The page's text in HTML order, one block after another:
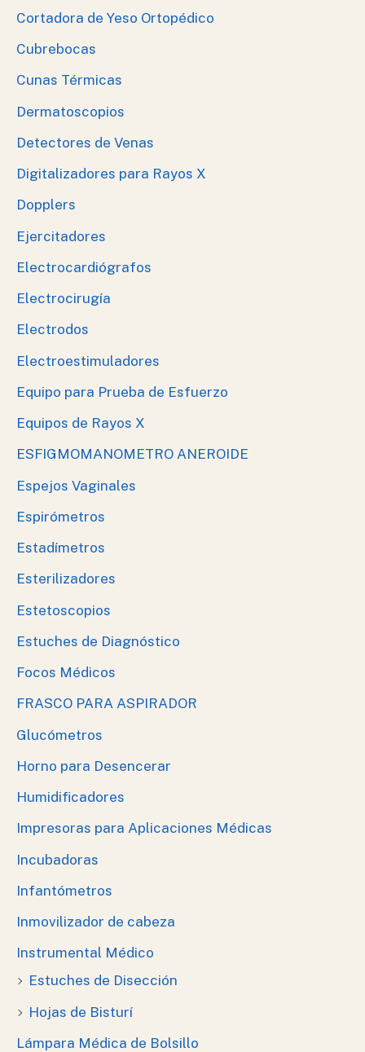
Cortadora de Yeso Ortopédico
Cubrebocas
Cunas Térmicas
Dermatoscopios
Detectores de Venas
Digitalizadores para Rayos X
Dopplers
Ejercitadores
Electrocardiógrafos
Electrocirugía
Electrodos
Electroestimuladores
Equipo para Prueba de Esfuerzo
Equipos de Rayos X
ESFIGMOMANOMETRO ANEROIDE
Espejos Vaginales
Espirómetros
Estadímetros
Esterilizadores
Estetoscopios
Estuches de Diagnóstico
Focos Médicos
FRASCO PARA ASPIRADOR
Glucómetros
Horno para Desencerar
Humidificadores
Impresoras para Aplicaciones Médicas
Incubadoras
Infantómetros
Inmovilizador de cabeza
Instrumental Médico
Estuches de Disección
Hojas de Bisturí
Lámpara Médica de Bolsillo